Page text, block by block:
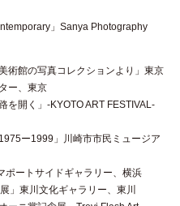
」Sanya Photography
術館の写真コレクションより」東京
ー、東京
を開く」-KYOTO ART FESTIVAL-
ー1999」川崎市市民ミュージア
ポートサイドギャラリー、横浜
」東川文化ギャラリー、東川